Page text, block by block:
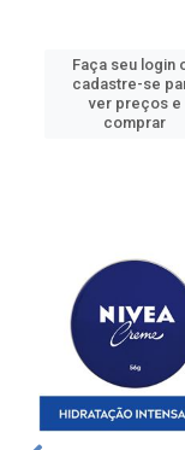
Faça seu login
cadastre-se
ver preços e
comprar